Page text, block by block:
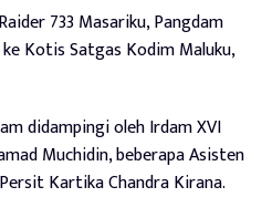
733 Masariku, Pangdam
Kotis Satgas Kodim Maluku,
didampingi oleh Irdam XVI
Muchidin, beberapa Asisten
Kartika Chandra Kirana.